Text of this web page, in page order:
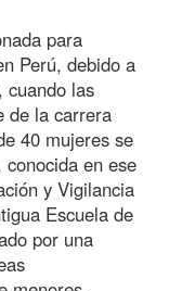
para
Perú, debido a
cuando las
de la carrera
40 mujeres se
en ese
y Vigilancia
Escuela de
por una